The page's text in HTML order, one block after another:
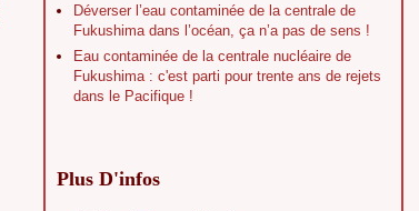
Déverser l’eau contaminée de la centrale de
Fukushima dans l’océan, ça n’a pas de sens !
Eau contaminée de la centrale nucléaire de
Fukushima : c'est parti pour trente ans de rejets
dans le Pacifique !
Plus D'infos